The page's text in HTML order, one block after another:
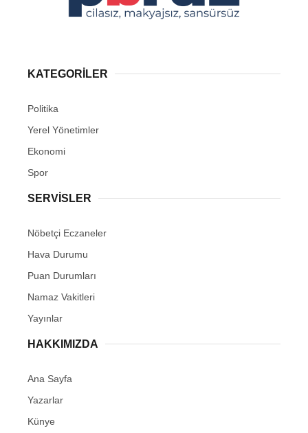
KATEGORİLER
Politika
Yerel Yönetimler
Ekonomi
Spor
SERVİSLER
Nöbetçi Eczaneler
Hava Durumu
Puan Durumları
Namaz Vakitleri
Yayınlar
HAKKIMIZDA
Ana Sayfa
Yazarlar
Künye